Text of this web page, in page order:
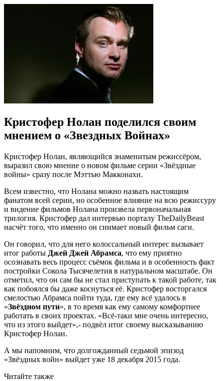
Кристофер Нолан поделился своим
мнением о «Звездных Войнах»
Кристофер Нолан, являющийся знаменитым режиссёром,
выразил свою мнение о новом фильме серии «Звёздные
войны» сразу после Мэттью Макконахи.
Всем известно, что Нолана можно назвать настоящим
фанатом всей серии, но особенное влияние на всю режиссуру
и видение фильмов Нолана произвела первоначальная
трилогия. Кристофер дал интервью порталу TheDailyBeast
насчёт того, что именно он снимает новый фильм саги.
Он говорил, что для него колоссальный интерес вызывает
итог работы Джей Джей Абрамса, что ему приятно
осознавать весь процесс съёмок фильма и в особенность факт
постройки Сокола Тысячелетия в натуральном масштабе. Он
отметил, что он сам бы не стал приступать к такой работе, так
как побоялся бы даже коснуться её. Кристофер восторгался
смелостью Абрамса пойти туда, где ему всё удалось в
«Звёздном пути», в то время как ему самому комфортнее
работать в своих проектах. «Всё-таки мне очень интересно,
что из этого выйдет»,- подвёл итог своему высказыванию
Кристофер Нолан.
А мы напомним, что долгожданный седьмой эпизод
«Звёздных войн» выйдет уже 18 декабря 2015 года.
Читайте также